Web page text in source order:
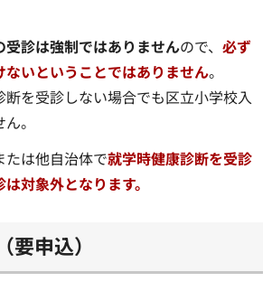
受診は強制ではありませんので、 必ず
ないということではありません。
を受診しない場合でも区立小学校入
。
たは他自治体で就学時健康診断を受診
対象外となります。
要申込）